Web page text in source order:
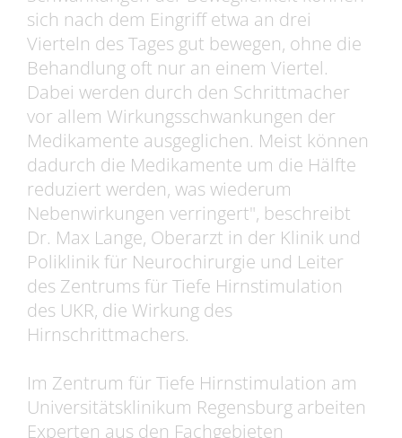
sich nach dem Eingriff etwa an drei
Vierteln des Tages gut bewegen, ohne die
Behandlung oft nur an einem Viertel.
Dabei werden durch den Schrittmacher
vor allem Wirkungsschwankungen der
Medikamente ausgeglichen. Meist können
dadurch die Medikamente um die Hälfte
reduziert werden, was wiederum
Nebenwirkungen verringert", beschreibt
Dr. Max Lange, Oberarzt in der Klinik und
Poliklinik für Neurochirurgie und Leiter
des Zentrums für Tiefe Hirnstimulation
des UKR, die Wirkung des
Hirnschrittmachers.
Im Zentrum für Tiefe Hirnstimulation am
Universitätsklinikum Regensburg arbeiten
Experten aus den Fachgebieten